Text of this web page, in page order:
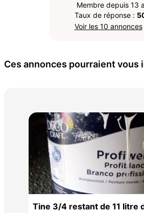
Membre depuis 13
Taux de réponse :
Voir les 10 annonces
Ces annonces pourraient vous
Tine 3/4 restant de 11 litre